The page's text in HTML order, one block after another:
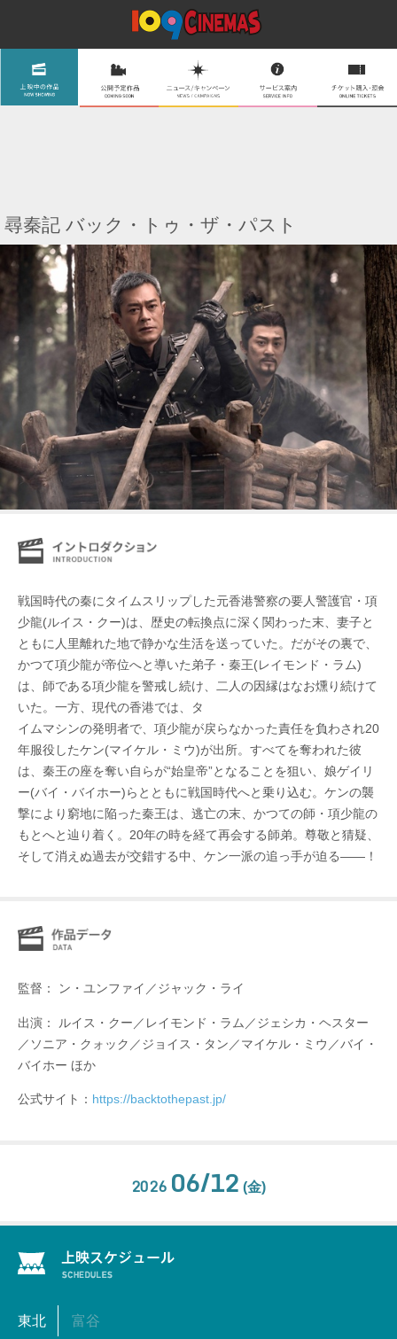
尋秦記 バック・トゥ・ザ・パスト
戦国時代の秦にタイムスリップした元香港警察の要人警護官・項
少龍(ルイス・クー)は、歴史の転換点に深く関わった末、妻子と
ともに人里離れた地で静かな生活を送っていた。だがその裏で、
かつて項少龍が帝位へと導いた弟子・秦王(レイモンド・ラム)
は、師である項少龍を警戒し続け、二人の因縁はなお燻り続けて
いた。一方、現代の香港では、タ
イムマシンの発明者で、項少龍が戻らなかった責任を負わされ20
年服役したケン(マイケル・ミウ)が出所。すべてを奪われた彼
は、秦王の座を奪い自らが“始皇帝”となることを狙い、娘ゲイリ
ー(バイ・バイホー)らとともに戦国時代へと乗り込む。ケンの襲
撃により窮地に陥った秦王は、逃亡の末、かつての師・項少龍の
もとへと辿り着く。20年の時を経て再会する師弟。尊敬と猜疑、
そして消えぬ過去が交錯する中、ケン一派の追っ手が迫る――！
監督： ン・ユンファイ／ジャック・ライ
出演： ルイス・クー／レイモンド・ラム／ジェシカ・ヘスター
／ソニア・クォック／ジョイス・タン／マイケル・ミウ／バイ・
バイホー ほか
公式サイト： https://backtothepast.jp/
2026 06/12 (金)
東北 富谷